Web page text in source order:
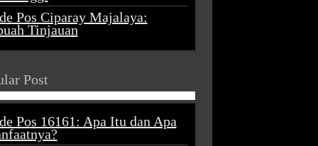
Pos Ciparay Majalaya:
Tinjauan
Post
Pos 16161: Apa Itu dan Apa